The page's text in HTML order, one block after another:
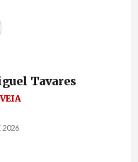
Tavares
2026